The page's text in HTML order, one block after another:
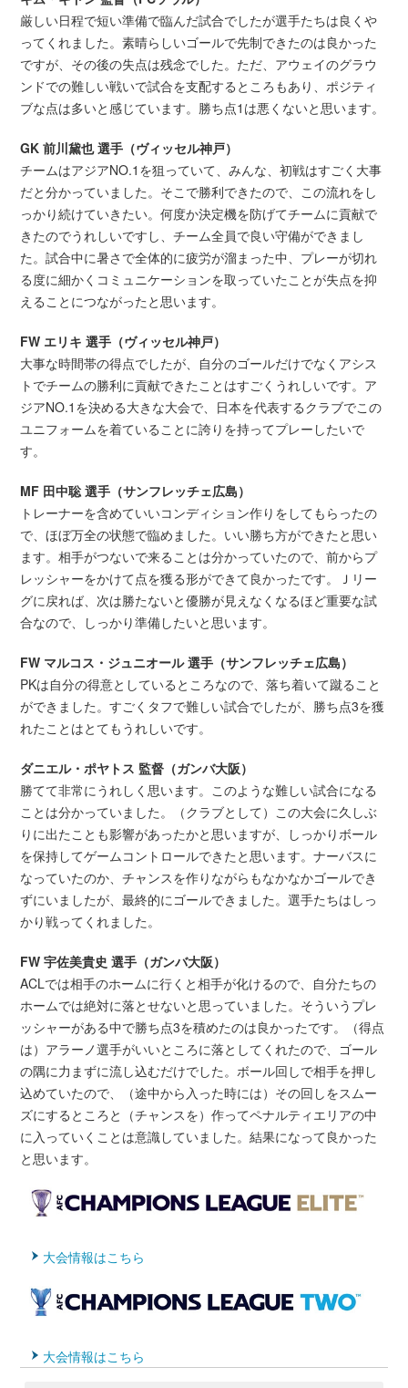
厳しい日程で短い準備で臨んだ試合でしたが選手たちは良くや
ってくれました。素晴らしいゴールで先制できたのは良かった
ですが、その後の失点は残念でした。ただ、アウェイのグラウ
ンドでの難しい戦いで試合を支配するところもあり、ポジティ
ブな点は多いと感じています。勝ち点1は悪くないと思います。
GK 前川黛也 選手（ヴィッセル神戸）
チームはアジアNO.1を狙っていて、みんな、初戦はすごく大事
だと分かっていました。そこで勝利できたので、この流れをし
っかり続けていきたい。何度か決定機を防げてチームに貢献で
きたのでうれしいですし、チーム全員で良い守備ができまし
た。試合中に暑さで全体的に疲労が溜まった中、プレーが切れ
る度に細かくコミュニケーションを取っていたことが失点を抑
えることにつながったと思います。
FW エリキ 選手（ヴィッセル神戸）
大事な時間帯の得点でしたが、自分のゴールだけでなくアシス
トでチームの勝利に貢献できたことはすごくうれしいです。ア
ジアNO.1を決める大きな大会で、日本を代表するクラブでこの
ユニフォームを着ていることに誇りを持ってプレーしたいで
す。
MF 田中聡 選手（サンフレッチェ広島）
トレーナーを含めていいコンディション作りをしてもらったの
で、ほぼ万全の状態で臨めました。いい勝ち方ができたと思い
ます。相手がつないで来ることは分かっていたので、前からプ
レッシャーをかけて点を獲る形ができて良かったです。Ｊリー
グに戻れば、次は勝たないと優勝が見えなくなるほど重要な試
合なので、しっかり準備したいと思います。
FW マルコス・ジュニオール 選手（サンフレッチェ広島）
PKは自分の得意としているところなので、落ち着いて蹴ること
ができました。すごくタフで難しい試合でしたが、勝ち点3を獲
れたことはとてもうれしいです。
ダニエル・ポヤトス 監督（ガンバ大阪）
勝てて非常にうれしく思います。このような難しい試合になる
ことは分かっていました。（クラブとして）この大会に久しぶ
りに出たことも影響があったかと思いますが、しっかりボール
を保持してゲームコントロールできたと思います。ナーバスに
なっていたのか、チャンスを作りながらもなかなかゴールでき
ずにいましたが、最終的にゴールできました。選手たちはしっ
かり戦ってくれました。
FW 宇佐美貴史 選手（ガンバ大阪）
ACLでは相手のホームに行くと相手が化けるので、自分たちの
ホームでは絶対に落とせないと思っていました。そういうプレ
ッシャーがある中で勝ち点3を積めたのは良かったです。（得点
は）アラーノ選手がいいところに落としてくれたので、ゴール
の隅に力まずに流し込むだけでした。ボール回しで相手を押し
込めていたので、（途中から入った時には）その回しをスムー
ズにするところと（チャンスを）作ってペナルティエリアの中
に入っていくことは意識していました。結果になって良かった
と思います。
大会情報はこちら
大会情報はこちら